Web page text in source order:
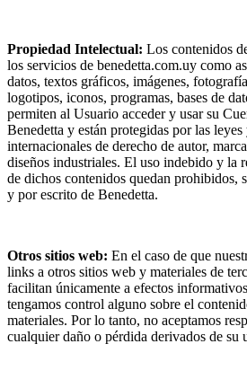
Propiedad Intelectual: Los contenidos
los servicios de benedetta.com.uy como
datos, textos gráficos, imágenes,
logotipos, iconos, programas, bases de
permiten al Usuario acceder y usar su
Benedetta y están protegidas por las
internacionales de derecho de autor,
diseños industriales. El uso indebido y la
de dichos contenidos quedan prohibidos,
y por escrito de Benedetta.
Otros sitios web: En el caso de que
links a otros sitios web y materiales de
facilitan únicamente a efectos
tengamos control alguno sobre el
materiales. Por lo tanto, no aceptamos
cualquier daño o pérdida derivados de su